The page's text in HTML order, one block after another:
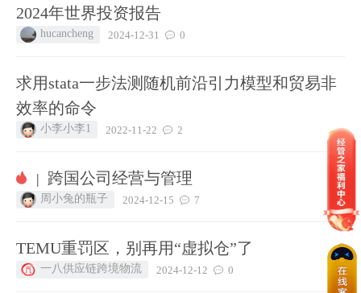
2024年世界投资报告
hucancheng 2024-12-31 0
求用stata一步法测随机前沿引力模型和贸易非
效率的命令
小李小李1 2022-11-22 2
| 跨国公司经营与管理
周小兔的瓶子 2024-12-15 7
TEMU重罚区，别再用“虚拟仓”了
一八供应链跨境物流 2024-12-12 0